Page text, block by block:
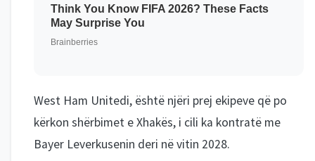
West Ham Unitedi, është njëri prej ekipeve që po
kërkon shërbimet e Xhakës, i cili ka kontratë me
Bayer Leverkusenin deri në vitin 2028.